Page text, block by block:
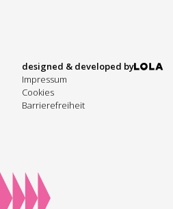
designed & developed by
Impressum
Cookies
Barrierefreiheit